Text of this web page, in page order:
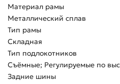
Материал рамы
Металлический сплав
Тип рамы
Складная
Тип подлокотников
Съёмные; Регулируемые по
Задние шины